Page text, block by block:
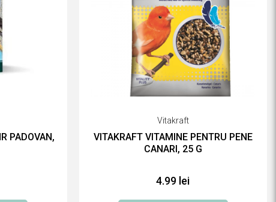
PADOVAN,
Vitakraft
VITAKRAFT VITAMINE PENTRU PENE
CANARI, 25 G
4.99 lei